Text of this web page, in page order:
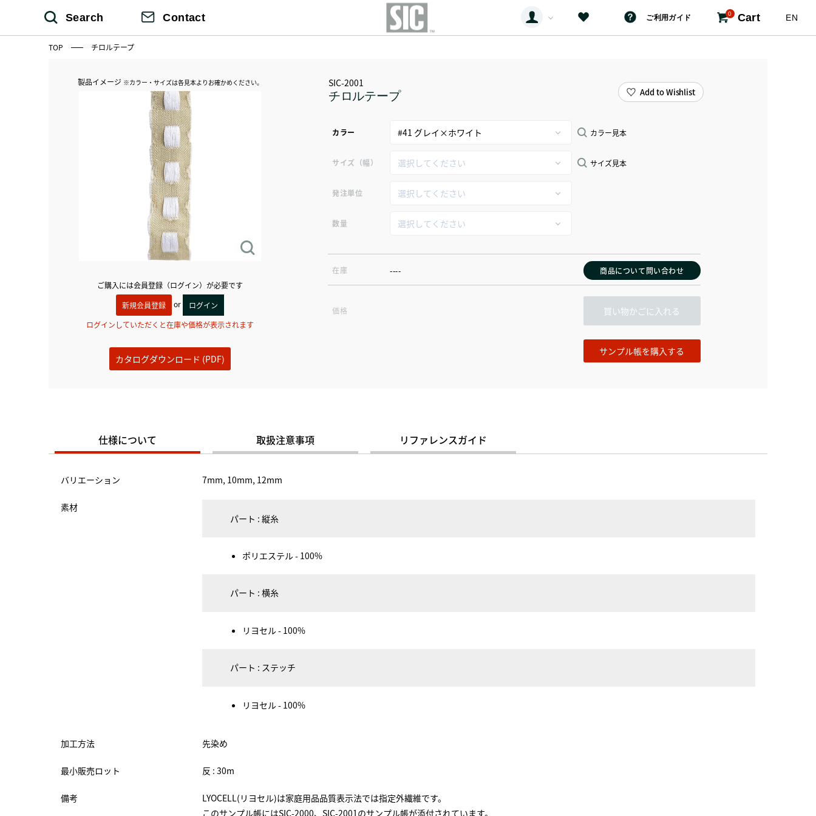
Search Contact ご利用ガイド 0 Cart EN
TOP チロルテープ
製品イメージ ※カラー・サイズは各見本よりお確かめください。
ご購入には会員登録（ログイン）が必要です
新規会員登録
or
ログイン
ログインしていただくと在庫や価格が表示されます
カタログダウンロード (PDF)
SIC-2001
チロルテープ
カラー カラー見本
サイズ（幅） サイズ見本
発注単位
数量
在庫 ---- 商品について問い合わせ
価格 買い物かごに入れる
Add to Wishlist
仕様について 取扱注意事項 リファレンスガイド
バリエーション 7mm, 10mm, 12mm
素材
パート : 縦糸
ポリエステル - 100%
パート : 横糸
リヨセル - 100%
パート : ステッチ
リヨセル - 100%
加工方法 先染め
最小販売ロット 反 : 30m
備考
LYOCELL(リヨセル)は家庭用品品質表示法では指定外繊維です。
このサンプル帳にはSIC-2000、SIC-2001のサンプル帳が添付されています。